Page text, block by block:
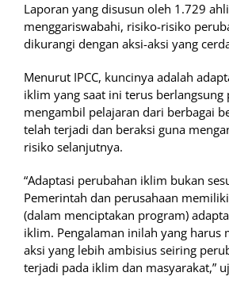
Laporan yang disusun oleh 1.729
menggariswabahi, risiko-risiko
dikurangi dengan aksi-aksi yang
Menurut IPCC, kuncinya adalah
iklim yang saat ini terus
mengambil pelajaran dari berbagai
telah terjadi dan beraksi guna
risiko selanjutnya.
“Adaptasi perubahan iklim bukan
Pemerintah dan perusahaan
(dalam menciptakan program)
iklim. Pengalaman inilah yang harus
aksi yang lebih ambisius seiring
terjadi pada iklim dan masyarakat,”